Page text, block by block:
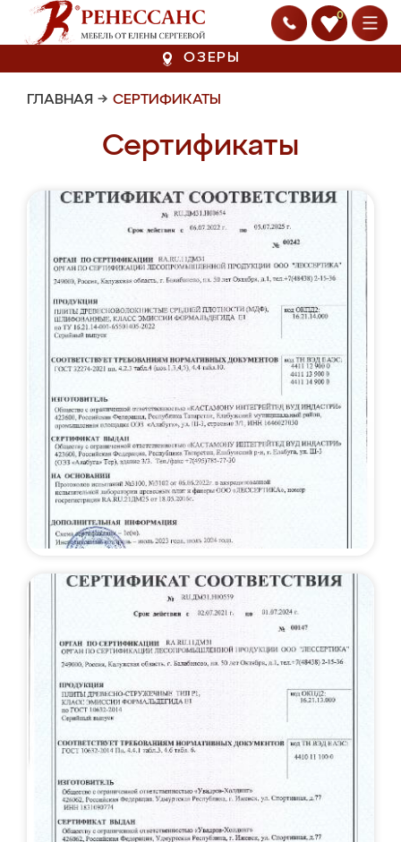
0
ОЗЕРЫ
ГЛАВНАЯ → СЕРТИФИКАТЫ
Сертификаты